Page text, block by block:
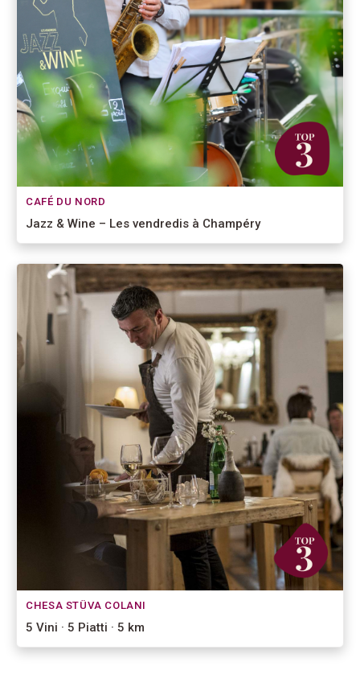
CAFÉ DU NORD
Jazz & Wine – Les vendredis à Champéry
CHESA STÜVA COLANI
5 Vini · 5 Piatti · 5 km